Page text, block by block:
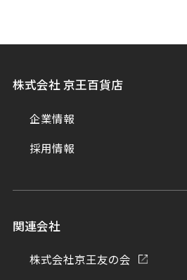
株式会社 京王百貨店
企業情報
採用情報
関連会社
株式会社京王友の会